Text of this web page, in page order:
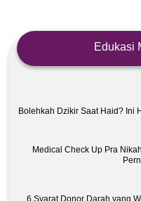
Edukasi
Bolehkah Dzikir Saat Haid? Ini
Medical Check Up Pra
6 Syarat Donor Darah yang